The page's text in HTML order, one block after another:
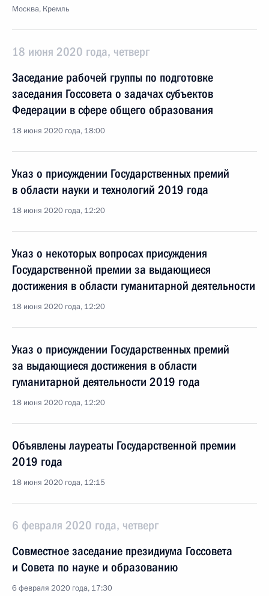
Москва, Кремль
18 июня 2020 года, четверг
Заседание рабочей группы по подготовке
заседания Госсовета о задачах субъектов
Федерации в сфере общего образования
18 июня 2020 года, 18:00
Указ о присуждении Государственных премий
в области науки и технологий 2019 года
18 июня 2020 года, 12:20
Указ о некоторых вопросах присуждения
Государственной премии за выдающиеся
достижения в области гуманитарной деятельности
18 июня 2020 года, 12:20
Указ о присуждении Государственных премий
за выдающиеся достижения в области
гуманитарной деятельности 2019 года
18 июня 2020 года, 12:20
Объявлены лауреаты Государственной премии
2019 года
18 июня 2020 года, 12:15
6 февраля 2020 года, четверг
Совместное заседание президиума Госсовета
и Совета по науке и образованию
6 февраля 2020 года, 17:30